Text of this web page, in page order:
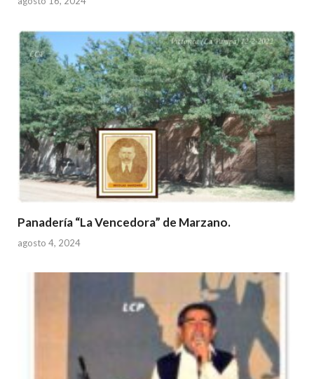
Panadería “La Vencedora” de Marzano.
agosto 4, 2024